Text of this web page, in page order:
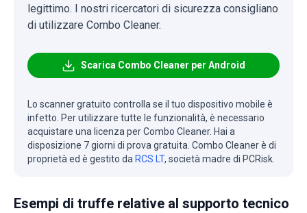
legittimo. I nostri ricercatori di sicurezza consigliano
di utilizzare Combo Cleaner.
Scarica Combo Cleaner per Android
Lo scanner gratuito controlla se il tuo dispositivo mobile è
infetto. Per utilizzare tutte le funzionalità, è necessario
acquistare una licenza per Combo Cleaner. Hai a
disposizione 7 giorni di prova gratuita. Combo Cleaner è di
proprietà ed è gestito da RCS LT, società madre di PCRisk.
Esempi di truffe relative al supporto tecnico